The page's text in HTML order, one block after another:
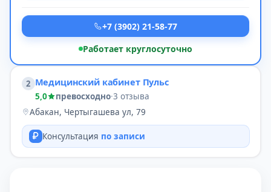
+7 (3902) 21-58-77
Работает круглосуточно
2 Медицинский кабинет Пульс
5,0 превосходно·3 отзыва
Абакан, Чертыгашева ул, 79
Консультация по записи